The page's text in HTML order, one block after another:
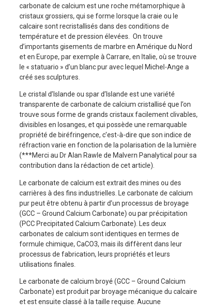
carbonate de calcium est une roche métamorphique à
cristaux grossiers, qui se forme lorsque la craie ou le
calcaire sont recristallisés dans des conditions de
température et de pression élevées. On trouve
d’importants gisements de marbre en Amérique du Nord
et en Europe, par exemple à Carrare, en Italie, où se trouve
le « statuario » d’un blanc pur avec lequel Michel-Ange a
créé ses sculptures.
Le cristal d’Islande ou spar d’Islande est une variété
transparente de carbonate de calcium cristallisé que l’on
trouve sous forme de grands cristaux facilement clivables,
divisibles en losanges, et qui possède une remarquable
propriété de biréfringence, c’est-à-dire que son indice de
réfraction varie en fonction de la polarisation de la lumière
(***Merci au Dr Alan Rawle de Malvern Panalytical pour sa
contribution dans la rédaction de cet article).
Le carbonate de calcium est extrait des mines ou des
carrières à des fins industrielles. Le carbonate de calcium
pur peut être obtenu à partir d’un processus de broyage
(GCC – Ground Calcium Carbonate) ou par précipitation
(PCC Precipitated Calcium Carbonate). Les deux
carbonates de calcium sont identiques en termes de
formule chimique, CaCO3, mais ils diffèrent dans leur
processus de fabrication, leurs propriétés et leurs
utilisations finales.
Le carbonate de calcium broyé (GCC – Ground Calcium
Carbonate) est produit par broyage mécanique du calcaire
et est ensuite classé à la taille requise. Aucune